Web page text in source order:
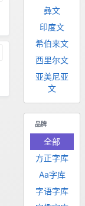
彝文
印度文
希伯来文
西里尔文
亚美尼亚
文
品牌
全部
方正字库
Aa字库
字语字库